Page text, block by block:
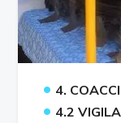
• 4.
• 4.2